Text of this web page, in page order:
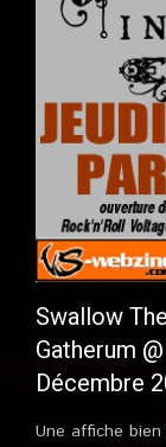
Swallow
Gatherum
Décembre
Une affiche